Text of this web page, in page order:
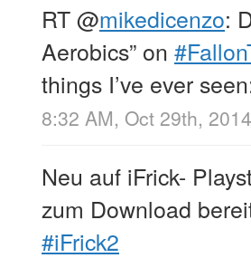
RT@mikedicenzo:
Aerobics” on
things I’ve ever
8:32 AM, Oct 29th, 2014
Neu auf iFrick-
zum Download
#iFrick2